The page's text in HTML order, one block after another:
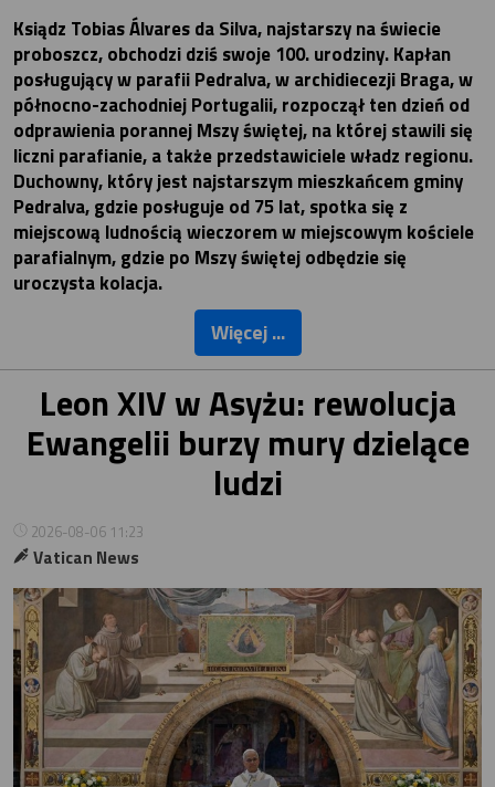
Ksiądz Tobias Álvares da Silva, najstarszy na świecie
proboszcz, obchodzi dziś swoje 100. urodziny. Kapłan
posługujący w parafii Pedralva, w archidiecezji Braga, w
północno-zachodniej Portugalii, rozpoczął ten dzień od
odprawienia porannej Mszy świętej, na której stawili się
liczni parafianie, a także przedstawiciele władz regionu.
Duchowny, który jest najstarszym mieszkańcem gminy
Pedralva, gdzie posługuje od 75 lat, spotka się z
miejscową ludnością wieczorem w miejscowym kościele
parafialnym, gdzie po Mszy świętej odbędzie się
uroczysta kolacja.
Więcej ...
Leon XIV w Asyżu: rewolucja
Ewangelii burzy mury dzielące
ludzi
2026-08-06 11:23
Vatican News